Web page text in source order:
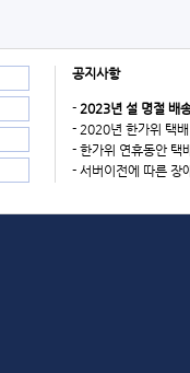
공지사항
- 2023년 설 명절 배
- 2020년 한가위 택배
- 한가위 연휴동안 택
- 서버이전에 따른 장